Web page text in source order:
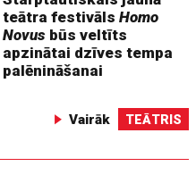
teātra festivālsHomo
Novus būs veltīts
apzinātai dzīves tempa
palēnināšanai
Vairāk TEĀTRIS